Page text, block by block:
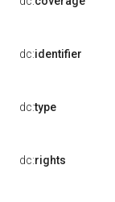
dc:identifier
dc:type
dc:rights